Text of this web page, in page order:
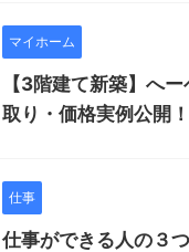
マイホーム
【3階建て新築】へ
取り・価格実例公開！
仕事
仕事ができる人の３